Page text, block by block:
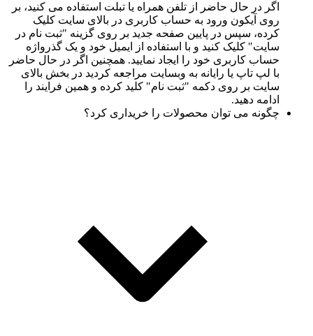
اگر در حال حاضر از تلفن همراه یا تبلت استفاده می کنید، بر
روی آیکون ورود به حساب کاربری در بالای سایت کلیک
کرده، سپس در پایین صفحه جدید بر روی گزینه "ثبت نام در
سایت" کلیک کنید و با استفاده از ایمیل خود و یک گذرواژه
حساب کاربری خود را ایجاد نمایید. همچنین اگر در حال حاضر
با لپ تاپ یا رایانه به وبسایت مراجعه کردید در بخش بالای
سایت بر روی دکمه "ثبت نام" کلید کرده و همین فرایند را
ادامه دهید.
چگونه می توان محصولات را خریداری کرد؟